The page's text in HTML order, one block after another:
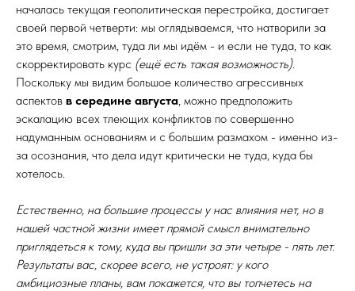
началась текущая геополитическая перестройка, достигает
своей первой четверти: мы оглядываемся, что натворили за
это время, смотрим, туда ли мы идём - и если не туда, то как
скорректировать курс (ещё есть такая возможность).
Поскольку мы видим большое количество агрессивных
аспектов в середине августа , можно предположить
эскалацию всех тлеющих конфликтов по совершенно
надуманным основаниям и с большим размахом - именно из-
за осознания, что дела идут критически не туда, куда бы
хотелось.
Естественно, на большие процессы у нас влияния нет, но в
нашей частной жизни имеет прямой смысл внимательно
приглядеться к тому, куда вы пришли за эти четыре - пять лет.
Результаты вас, скорее всего, не устроят: у кого
амбициозные планы, вам покажется, что вы топчетесь на